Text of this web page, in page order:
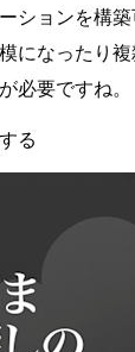
ションを構
になったり
必要ですね。
る